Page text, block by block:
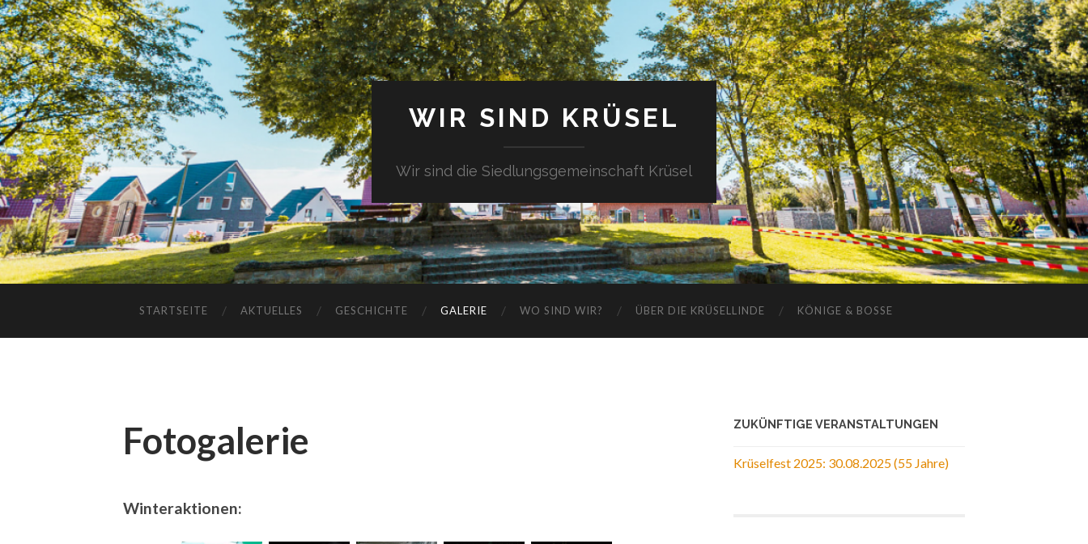
WIR SIND KRÜSEL
Wir sind die Siedlungsgemeinschaft Krüsel
STARTSEITE AKTUELLES GESCHICHTE GALERIE WO SIND WIR? ÜBER DIE KRÜSELLINDE KÖNIGE & BOSSE
Fotogalerie
Winteraktionen:
ZUKÜNFTIGE VERANSTALTUNGEN
Krüselfest 2025: 30.08.2025 (55 Jahre)